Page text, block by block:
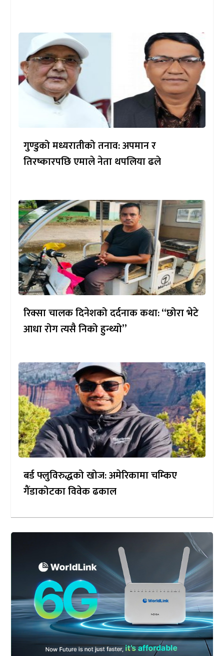
गुण्डुको मध्यरातीको तनाव: अपमान र
तिरष्कारपछि एमाले नेता थपलिया ढले
रिक्सा चालक दिनेशको दर्दनाक कथा: “छोरा भेटे
आधा रोग त्यसै निको हुन्थ्यो”
बर्ड फ्लुविरुद्धको खोज: अमेरिकामा चम्किए
गैंडाकोटका विवेक ढकाल